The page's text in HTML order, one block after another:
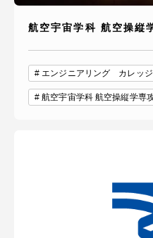
航空宇宙学科 航空操縦
エンジニアリング カレッジ
航空宇宙学科 航空操縦学専